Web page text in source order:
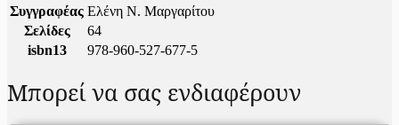
Συγγραφέας Ελένη Ν. Μαργαρίτου
Σελίδες
64
isbn13
978-960-527-677-5
Μπορεί να σας ενδιαφέρουν